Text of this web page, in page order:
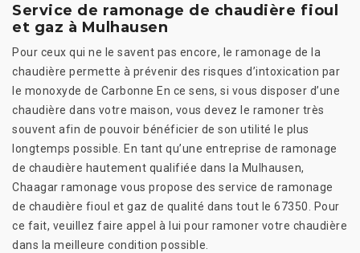
Service de ramonage de chaudière fioul
et gaz à Mulhausen
Pour ceux qui ne le savent pas encore, le ramonage de la
chaudière permette à prévenir des risques d’intoxication par
le monoxyde de Carbonne En ce sens, si vous disposer d’une
chaudière dans votre maison, vous devez le ramoner très
souvent afin de pouvoir bénéficier de son utilité le plus
longtemps possible. En tant qu’une entreprise de ramonage
de chaudière hautement qualifiée dans la Mulhausen,
Chaagar ramonage vous propose des service de ramonage
de chaudière fioul et gaz de qualité dans tout le 67350. Pour
ce fait, veuillez faire appel à lui pour ramoner votre chaudière
dans la meilleure condition possible.